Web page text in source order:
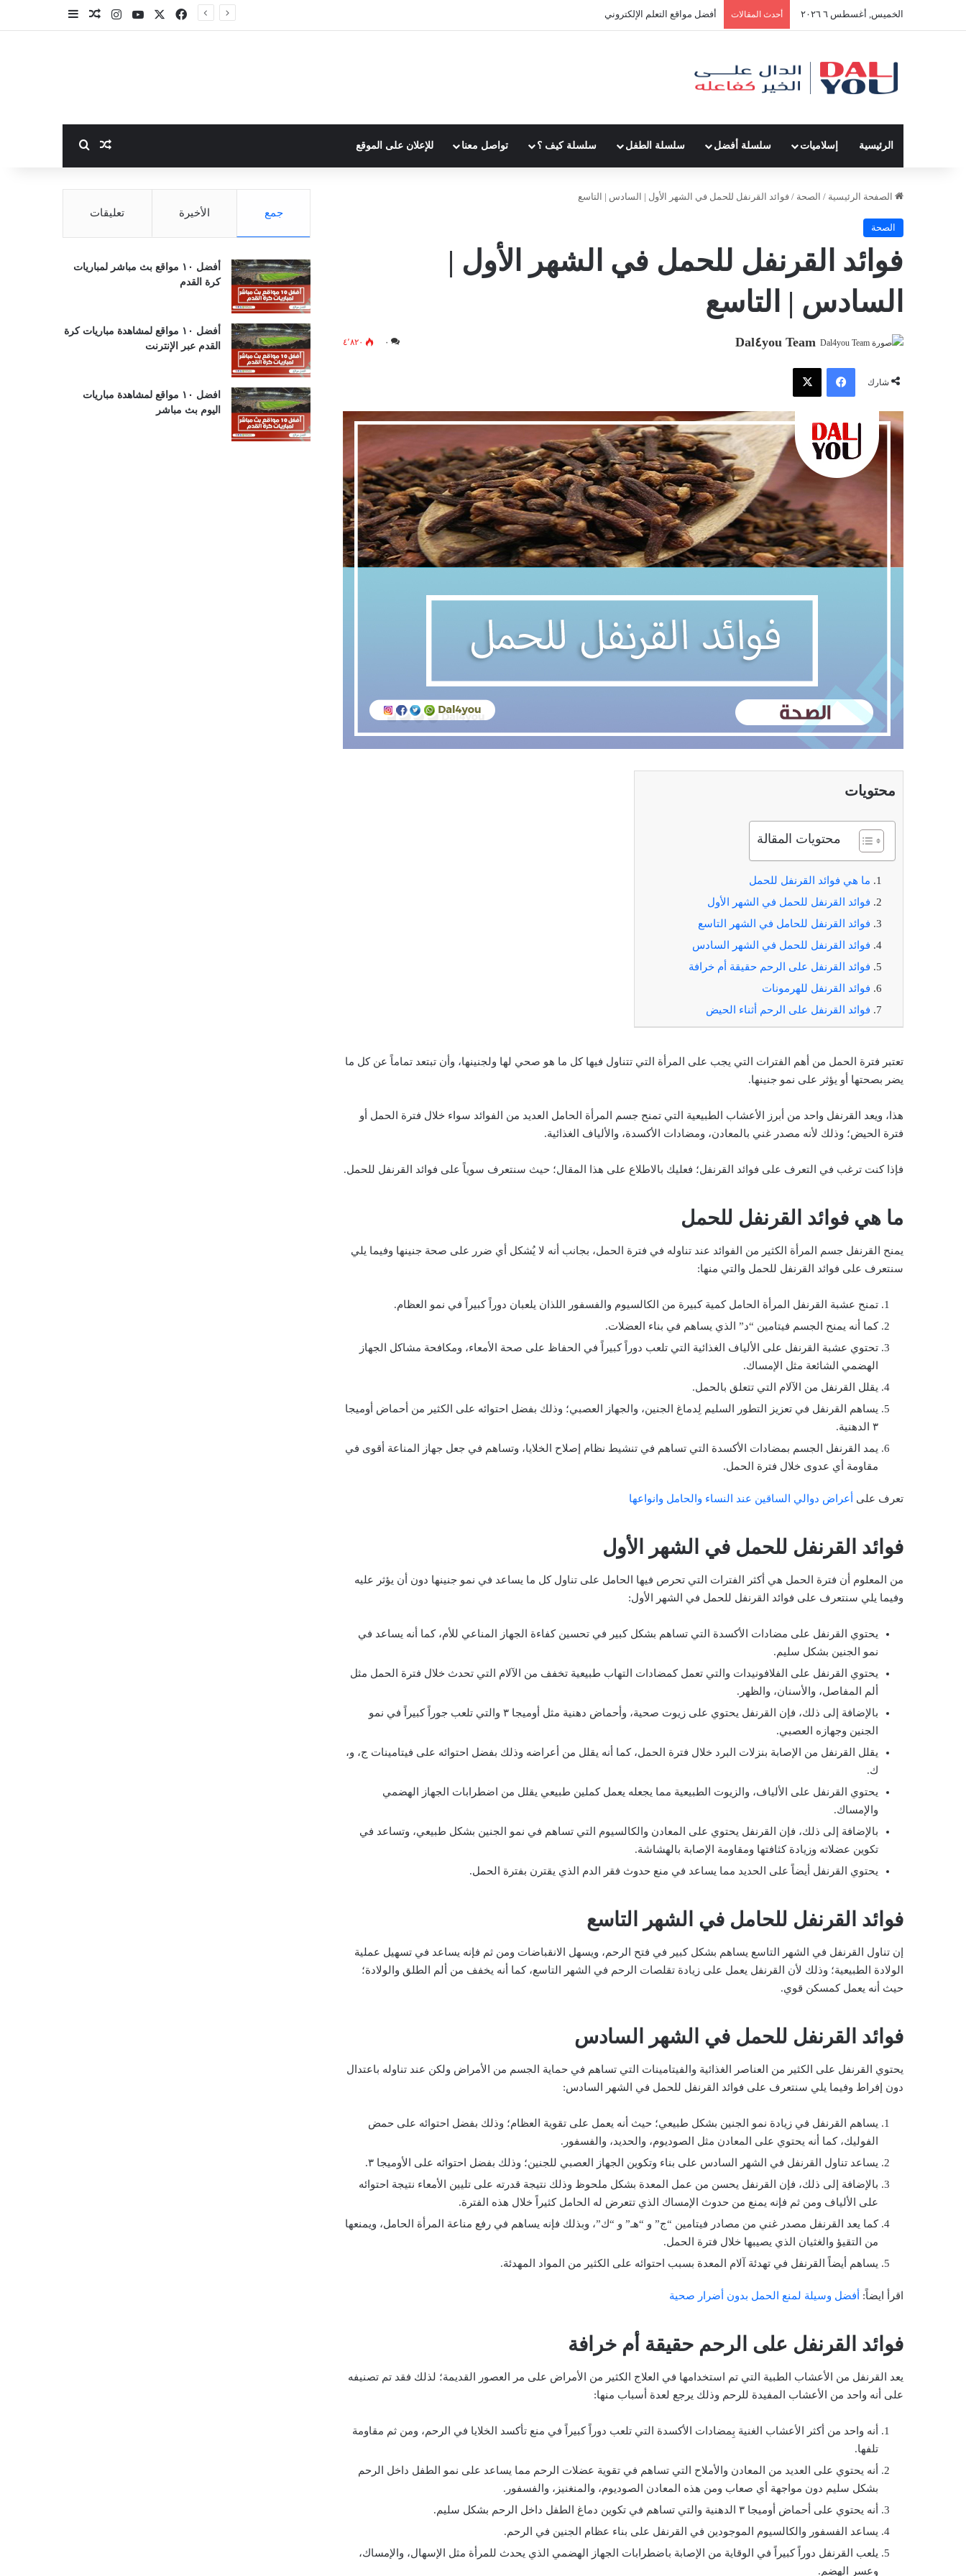
الخميس, أغسطس ٦ ٢٠٢٦ أحدث المقالات أفضل النصائح لإدارة الوقت بفعالية فيسبوك ‫YouTubeانستقراممقال عشوائي
الرئيسية إسلاميات سلسلة أفضل سلسلة الطفل سلسلة كيف ؟ تواصل معنا للإعلان على الموقع مقال عشوائي
الصفحة الرئيسية / الصحة / فوائد القرنفل للحمل في الشهر الأول | السادس | التاسع
الصحة
فوائد القرنفل للحمل في الشهر الأول |
السادس | التاسع
Dal٤you Team ٠ ٤٬٨٢٠
شارك
فيسبوك
محتويات
محتويات المقالة
ما هي فوائد القرنفل للحمل
فوائد القرنفل للحمل في الشهر الأول
فوائد القرنفل للحامل في الشهر التاسع
فوائد القرنفل للحمل في الشهر السادس
فوائد القرنفل على الرحم حقيقة أم خرافة
فوائد القرنفل للهرمونات
فوائد القرنفل على الرحم أثناء الحيض
تعتبر فترة الحمل من أهم الفترات التي يجب على المرأة التي تتناول فيها كل ما هو صحي لها ولجنينها، وأن تبتعد تماماً عن كل ما
يضر بصحتها أو يؤثر على نمو جنينها.
هذا، ويعد القرنفل واحد من أبرز الأعشاب الطبيعية التي تمنح جسم المرأة الحامل العديد من الفوائد سواء خلال فترة الحمل أو
فترة الحيض؛ وذلك لأنه مصدر غني بالمعادن، ومضادات الأكسدة، والألياف الغذائية.
فإذا كنت ترغب في التعرف على فوائد القرنفل؛ فعليك بالاطلاع على هذا المقال؛ حيث سنتعرف سوياً على فوائد القرنفل للحمل.
ما هي فوائد القرنفل للحمل
يمنح القرنفل جسم المرأة الكثير من الفوائد عند تناوله في فترة الحمل، بجانب أنه لا يُشكل أي ضرر على صحة جنينها وفيما يلي
سنتعرف على فوائد القرنفل للحمل والتي منها:
تمنح عشبة القرنفل المرأة الحامل كمية كبيرة من الكالسيوم والفسفور اللذان يلعبان دوراً كبيراً في نمو العظام.
كما أنه يمنح الجسم فيتامين “د” الذي يساهم في بناء العضلات.
تحتوي عشبة القرنفل على الألياف الغذائية التي تلعب دوراً كبيراً في الحفاظ على صحة الأمعاء، ومكافحة مشاكل الجهاز
الهضمي الشائعة مثل الإمساك.
يقلل القرنفل من الآلام التي تتعلق بالحمل.
يساهم القرنفل في تعزيز التطور السليم لِدماغ الجنين، والجهاز العصبي؛ وذلك بفضل احتوائه على الكثير من أحماض أوميجا
٣ الدهنية.
يمد القرنفل الجسم بمضادات الأكسدة التي تساهم في تنشيط نظام إصلاح الخلايا، وتساهم في جعل جهاز المناعة أقوى في
مقاومة أي عدوى خلال فترة الحمل.
تعرف على أعراض دوالي الساقين عند النساء والحامل وانواعها
فوائد القرنفل للحمل في الشهر الأول
من المعلوم أن فترة الحمل هي أكثر الفترات التي تحرص فيها الحامل على تناول كل ما يساعد في نمو جنينها دون أن يؤثر عليه
وفيما يلي سنتعرف على فوائد القرنفل للحمل في الشهر الأول:
يحتوي القرنفل على مضادات الأكسدة التي تساهم بشكل كبير في تحسين كفاءة الجهاز المناعي للأم، كما أنه يساعد في
نمو الجنين بشكل سليم.
يحتوي القرنفل على الفلافونيدات والتي تعمل كمضادات التهاب طبيعية تخفف من الآلام التي تحدث خلال فترة الحمل مثل
ألم المفاصل، والأسنان، والظهر.
بالإضافة إلى ذلك، فإن القرنفل يحتوي على زيوت صحية، وأحماض دهنية مثل أوميجا ٣ والتي تلعب جوراً كبيراً في نمو
الجنين وجهازه العصبي.
يقلل القرنفل من الإصابة بنزلات البرد خلال فترة الحمل، كما أنه يقلل من أعراضه وذلك بفضل احتوائه على فيتامينات ج، و،
ك.
يحتوي القرنفل على الألياف، والزيوت الطبيعية مما يجعله يعمل كملين طبيعي يقلل من اضطرابات الجهاز الهضمي
والإمساك.
بالإضافة إلى ذلك، فإن القرنفل يحتوي على المعادن والكالسيوم التي تساهم في نمو الجنين بشكل طبيعي، وتساعد في
تكوين عضلاته وزيادة كثافتها ومقاومة الإصابة بالهشاشة.
يحتوي القرنفل أيضاً على الحديد مما يساعد في منع حدوث فقر الدم الذي يقترن بفترة الحمل.
فوائد القرنفل للحامل في الشهر التاسع
إن تناول القرنفل في الشهر التاسع يساهم بشكل كبير في فتح الرحم، ويسهل الانقباضات ومن ثم فإنه يساعد في تسهيل عملية
الولادة الطبيعية؛ وذلك لأن القرنفل يعمل على زيادة تقلصات الرحم في الشهر التاسع، كما أنه يخفف من ألم الطلق والولادة؛
حيث أنه يعمل كمسكن قوي.
فوائد القرنفل للحمل في الشهر السادس
يحتوي القرنفل على الكثير من العناصر الغذائية والفيتامينات التي تساهم في حماية الجسم من الأمراض ولكن عند تناوله باعتدال
دون إفراط وفيما يلي سنتعرف على فوائد القرنفل للحمل في الشهر السادس:
يساهم القرنفل في زيادة نمو الجنين بشكل طبيعي؛ حيث أنه يعمل على تقوية العظام؛ وذلك بفضل احتوائه على حمض
الفوليك، كما أنه يحتوي على المعادن مثل الصوديوم، والحديد، والفسفور.
يساعد تناول القرنفل في الشهر السادس على بناء وتكوين الجهاز العصبي للجنين؛ وذلك بفضل احتوائه على الأوميجا ٣.
بالإضافة إلى ذلك، فإن القرنفل يحسن من عمل المعدة بشكل ملحوظ وذلك نتيجة قدرته على تليين الأمعاء نتيجة احتوائه
على الألياف ومن ثم فإنه يمنع من حدوث الإمساك الذي تتعرض له الحامل كثيراً خلال هذه الفترة.
كما يعد القرنفل مصدر غني من مصادر فيتامين “ج” و “هـ” و “ك”، وبذلك فإنه يساهم في رفع مناعة المرأة الحامل، ويمنعها
من التقيؤ والغثيان الذي يصيبها خلال فترة الحمل.
يساهم أيضاً القرنفل في تهدئة آلام المعدة بسبب احتوائه على الكثير من المواد المهدئة.
اقرأ ايضاً: أفضل وسيلة لمنع الحمل بدون أضرار صحية
فوائد القرنفل على الرحم حقيقة أم خرافة
يعد القرنفل من الأعشاب الطبية التي تم استخدامها في العلاج الكثير من الأمراض على مر العصور القديمة؛ لذلك فقد تم تصنيفه
على أنه واحد من الأعشاب المفيدة للرحم وذلك يرجع لعدة أسباب منها:
أنه واحد من أكثر الأعشاب الغنية بِمضادات الأكسدة التي تلعب دوراً كبيراً في منع تأكسد الخلايا في الرحم، ومن ثم مقاومة
تلفها.
أنه يحتوي على العديد من المعادن والأملاح التي تساهم في تقوية عضلات الرحم مما يساعد على نمو الطفل داخل الرحم
بشكل سليم دون مواجهة أي صعاب ومن هذه المعادن الصوديوم، والمنغنيز، والفسفور.
أنه يحتوي على أحماض أوميجا ٣ الدهنية والتي تساهم في تكوين دماغ الطفل داخل الرحم بشكل سليم.
يساعد الفسفور والكالسيوم الموجودين في القرنفل على بناء عظام الجنين في الرحم.
يلعب القرنفل دوراً كبيراً في الوقاية من الإصابة باضطرابات الجهاز الهضمي الذي يحدث للمرأة مثل الإسهال، والإمساك،
وعسر الهضم.
جمع الأخيرة تعليقات
أفضل ١٠ مواقع بث مباشر لمباريات
كرة القدم
أفضل ١٠ مواقع لمشاهدة مباريات كرة
القدم عبر الإنترنت
افضل ١٠ مواقع لمشاهدة مباريات
اليوم بث مباشر